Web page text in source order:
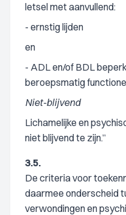
letsel met aanvullend:
- ernstig lijden
en
- ADL en/of BDL
beroepsmatig
Niet-blijvend
Lichamelijke en
niet blijvend te zijn.”
3.5.
De criteria voor
daarmee onderscheid
verwondingen en